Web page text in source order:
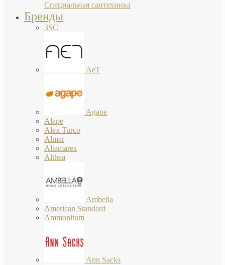
Специальная сантехника
Бренды
3SC
AeT
Agape
Alape
Alex Turco
Almar
Altamarea
Althea
Ambella
American Standard
Ammonitum
Ann Sacks